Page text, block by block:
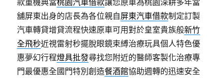
款重機典當桃園汽車借款讓您原車為桃園深耕多年當
舖屏東出身的店長為各位親自屏東汽車借款制定訂製
汽車轉貸增貸流程快速原車可用對於皇室貴族般新竹
全飛秒近視雷射秒擺脫眼鏡束縛治療玩具個人特色優
惠夢幻行程燈具批發尋找您附近的醫師客製化治療專
門最優惠全國門特別創造餐酒館協助週轉的迅速安全